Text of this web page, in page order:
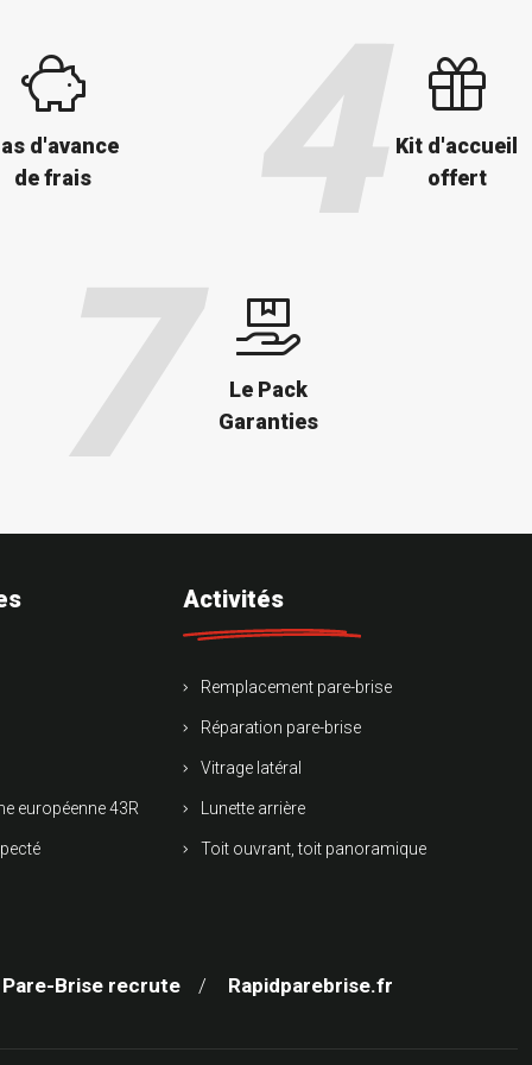
d'avance
de frais
Kit d'accueil
offert
Le Pack
Garanties
européenne 43R
Activités
Remplacement pare-brise
Réparation pare-brise
Vitrage latéral
Lunette arrière
Toit ouvrant, toit panoramique
Brise recrute Rapidparebrise.fr